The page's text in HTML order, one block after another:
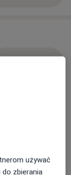
używać
zbierania